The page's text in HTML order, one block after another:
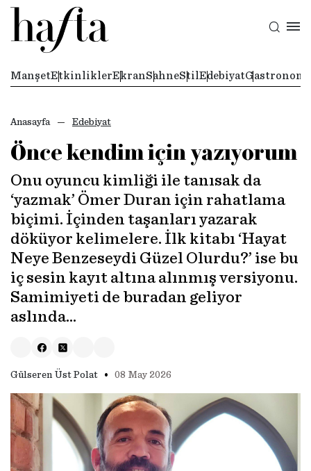
ManşetEtkinliklerEkranSahneStil EdebiyatGastronomi
Anasayfa Edebiyat
Önce kendim için yazıyorum
Onu oyuncu kimliği ile tanısak da
‘yazmak’ Ömer Duran için rahatlama
biçimi. İçinden taşanları yazarak
döküyor kelimelere. İlk kitabı ‘Hayat
Neye Benzeseydi Güzel Olurdu?’ ise bu
iç sesin kayıt altına alınmış versiyonu.
Samimiyeti de buradan geliyor
aslında…
Gülseren Üst Polat • 08 May 2026